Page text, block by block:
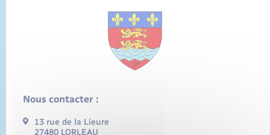
Bienvenue à Lorleau !
Conseil Municipal de Lorleau
Menu
Comptes rendus de conseils
Menu
Elections et citoyenneté
Parrainage civil
Nous contacter :
13 rue de la Lieure
27480 LORLEAU